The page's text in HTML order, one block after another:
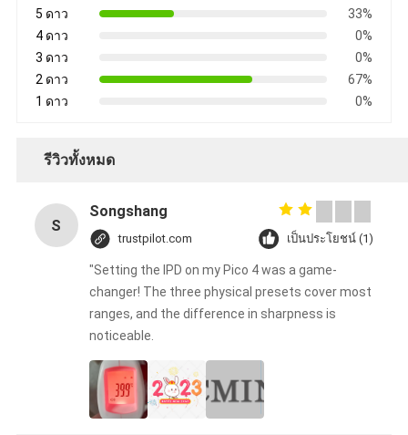
5 ดาว
33%
4 ดาว
0%
3 ดาว
0%
2 ดาว
67%
1 ดาว
0%
รีวิวทั้งหมด
S
Songshang
trustpilot.com เป็นประโยชน์ (1)
"Setting the IPD on my Pico 4 was a game-
changer! The three physical presets cover most
ranges, and the difference in sharpness is
noticeable.